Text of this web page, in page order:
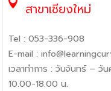
สาขาเชียงใหม่
Tel : 053-336-908
E-mail :
เวลาทำการ : วันจันทร์ – วัน
10.00-18.00 น.